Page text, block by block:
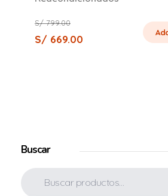
S/ 669.00
S/799.00
Buscar